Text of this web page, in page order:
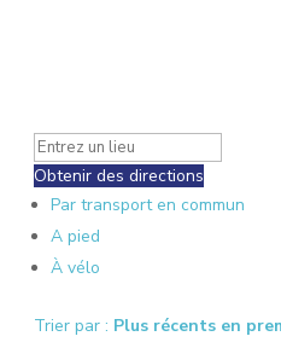
Obtenir des directions
Par transport en commun
A pied
À vélo
Trier par : Plus récents en